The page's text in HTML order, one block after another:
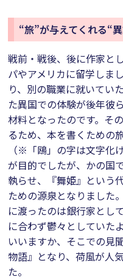
“旅”が与えてくれる“
戦前・戦後、後に作家と
パやアメリカに留学しま
り、別の職業に就いてい
た異国での体験が後年彼
材料となったのです。そ
るため、本を書くための
（※「鴎」の字は文字化
が目的でしたが、かの国
執らせ、『舞姫』という
ための源泉となりました
に渡ったのは銀行家とし
に合わず鬱々としていた
いいますか、そこでの見
物語』となり、荷風が人
た。